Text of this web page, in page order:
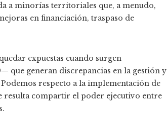
a minorías territoriales que, a menudo,
en financiación, traspaso de
expuestas cuando surgen
que generan discrepancias en la gestión y
respecto a la implementación de
resulta compartir el poder ejecutivo entre